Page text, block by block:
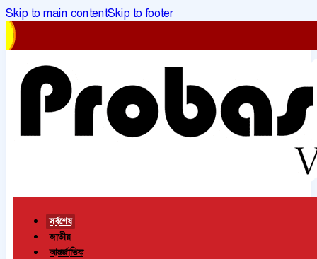
Skip to main contentSkip to footer
সর্বশেষ
জাতীয়
আন্তর্জাতিক